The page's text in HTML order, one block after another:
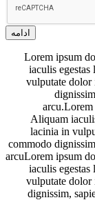
ادامه
Lorem ipsum
iaculis egestas
vulputate dolor
arcu.Lorem
Aliquam
lacinia in
commodo
arcuLorem ipsum
iaculis egestas
vulputate dolor
dignissim,